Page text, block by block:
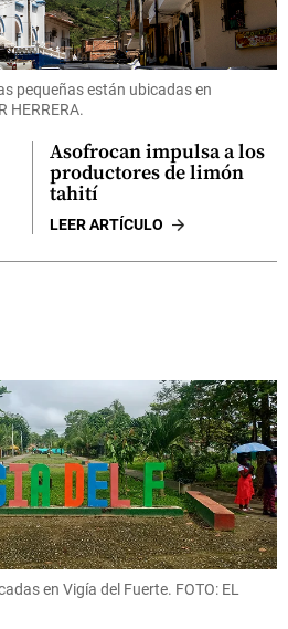
pequeñas están ubicadas en
HERRERA.
Asofrocan impulsa a los
productores de limón
tahití
LEER ARTÍCULO
en Vigía del Fuerte. FOTO: EL